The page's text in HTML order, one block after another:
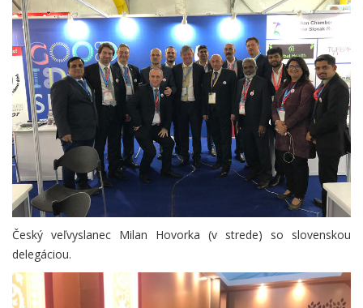
Český veľvyslanec Milan Hovorka (v strede) so slovenskou
delegáciou.